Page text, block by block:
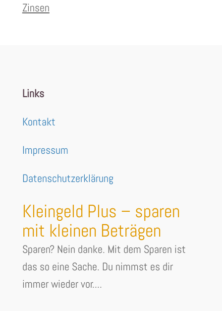
Zinsen
Links
Kontakt
Impressum
Datenschutzerklärung
Kleingeld Plus – sparen
mit kleinen Beträgen
Sparen? Nein danke. Mit dem Sparen ist
das so eine Sache. Du nimmst es dir
immer wieder vor....